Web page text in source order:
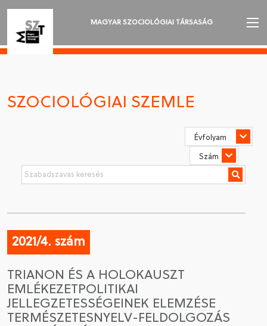
MAGYAR SZOCIOLÓGIAI TÁRSASÁG
SZOCIOLÓGIAI SZEMLE
CSATLAKOZÁS A TÁRSASÁGHOZ / MEGÚJÍTOM A
TAGSÁGOMAT
SZOCIOLÓGIAI SZEMLE
2021/4. szám
TRIANON ÉS A HOLOKAUSZT
EMLÉKEZETPOLITIKAI
JELLEGZETESSÉGEINEK ELEMZÉSE
TERMÉSZETESNYELV-FELDOLGOZÁS